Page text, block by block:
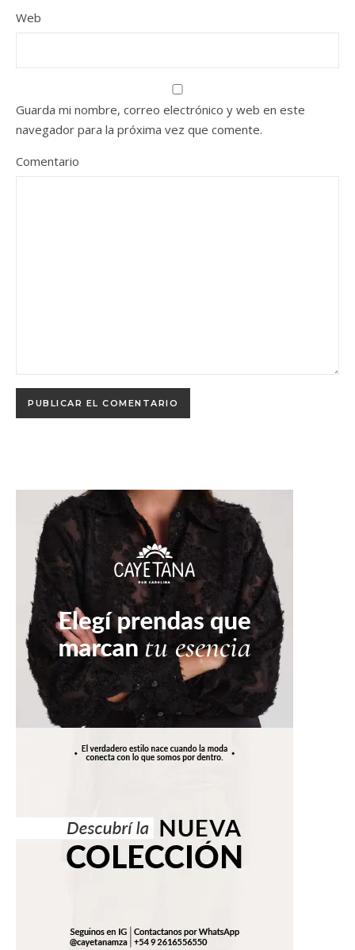
Web
Guarda mi nombre, correo electrónico y web en este
navegador para la próxima vez que comente.
Comentario